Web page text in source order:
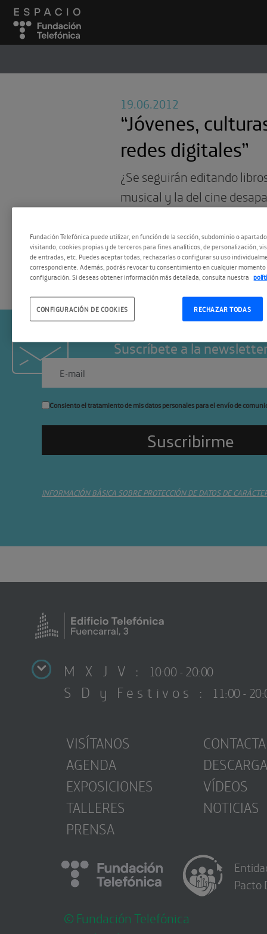
19.06.2012
“Jóvenes,
redes digitales”
¿Se seguirán editando
musical y la del cine
dudas se iluminan de un
Suscríbete a la
Consiento el tratamiento de mis datos personales para el envío de
INFORMACIÓN BÁSICA SOBRE PROTECCIÓN DE DATOS DE
M X J V : 10:00 - 20:00
S D y Festivos : 11:00 -
VISÍTANOS
AGENDA
EXPOSICIONES
TALLERES
PRENSA
CONTACTA
VÍDEOS
NOTICIAS
© Fundación Telefónica
Pacto
Fundación Telefónica puede utilizar, en función de la sección, subdominio o
visitando, cookies propias y de terceros para fines analíticos, de personalización,
de entradas, etc. Puedes aceptar todas, rechazarlas o configurar su uso
correspondiente. Además, podrás revocar tu consentimiento en cualquier momento
configuración. Si deseas obtener información más detallada, consulta nuestra
RECHAZAR TODAS
CONFIGURACIÓN DE COOKIES